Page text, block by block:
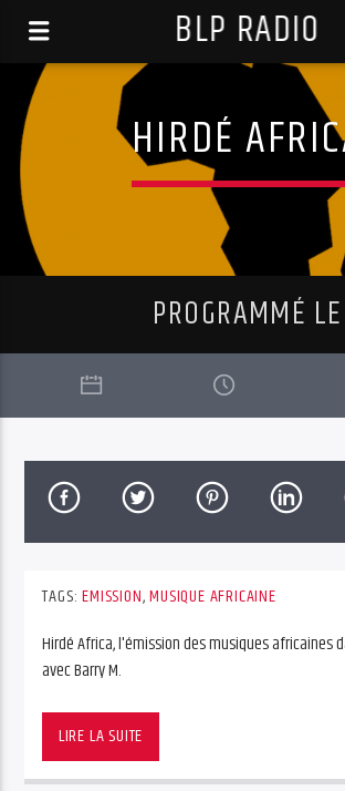
BLP RADIO
HIRDÉ
PROGRAMMÉ LE
TAGS:EMISSION,MUSIQUE AFRICAINE
Hirdé Africa, l'émission des musiques africaines
avec Barry M.
redécouvrir les musiques africaines, dans leur
Tous les lundis à 21h, retrouvez Barry M sur notre
LIRE LA SUITE